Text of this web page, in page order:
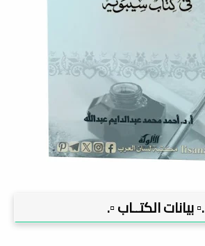
.▫️ بيانات الكتــاب ▫️.